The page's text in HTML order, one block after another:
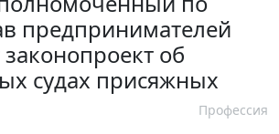
предпринимателей
законопроект об
судах присяжных
Профессия